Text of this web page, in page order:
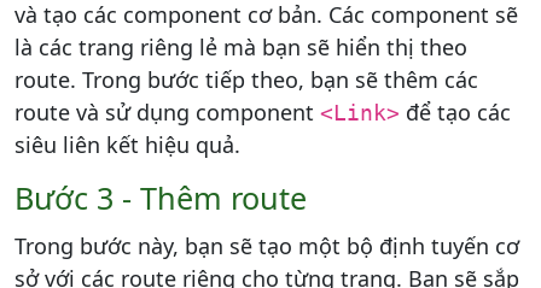
và tạo các component cơ bản. Các component sẽ
là các trang riêng lẻ mà bạn sẽ hiển thị theo
route. Trong bước tiếp theo, bạn sẽ thêm các
route và sử dụng component <Link> để tạo các
siêu liên kết hiệu quả.
Bước 3 - Thêm route
Trong bước này, bạn sẽ tạo một bộ định tuyến cơ
sở với các route riêng cho từng trang. Bạn sẽ sắp